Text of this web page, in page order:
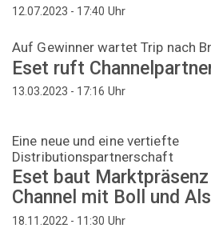
12.07.2023 - 17:40 Uhr
Auf Gewinner wartet Trip nach
Eset ruft
13.03.2023 - 17:16 Uhr
Eine neue und eine vertiefte
Distributionspartnerschaft
Eset baut
Channel mit Boll und
18.11.2022 - 11:30 Uhr